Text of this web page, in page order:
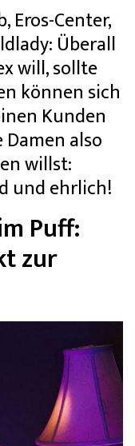
Eros-Center,
Überall
will, sollte
können sich
Kunden
also
willst:
und ehrlich!
Puff:
zur